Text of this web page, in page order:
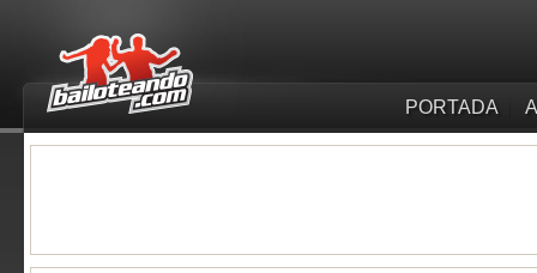
PORTADA